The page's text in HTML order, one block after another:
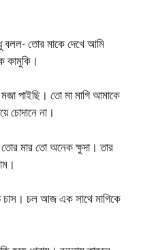
বলল- তোর মাকে দেখে আমি
কামুকি।
পাইছি। তো মা মাগি আমাকে
চোদানে না।
মার তো অনেক ক্ষুদা। তার
চল আজ এক সাথে মাগিকে